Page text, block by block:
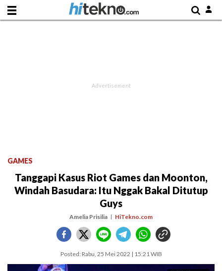
GAMES
Tanggapi Kasus Riot Games dan Moonton,
Windah Basudara: Itu Nggak Bakal Ditutup
Guys
Amelia Prisilia HiTekno.com
Posted: Rabu, 25 Mei 2022 | 15:21 WIB